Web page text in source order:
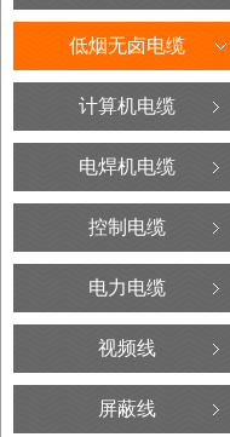
低烟无卤电缆
计算机电缆
电焊机电缆
控制电缆
电力电缆
视频线
屏蔽线